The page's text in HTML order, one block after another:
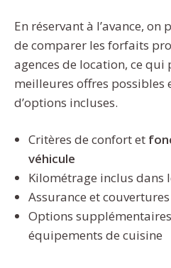
En réservant à l’avance,
de comparer les forfaits
agences de location, ce
meilleures offres possibles
d’options incluses.
Critères de confort et
véhicule
Kilométrage inclus dans
Assurance et
Options
équipements de cuisine